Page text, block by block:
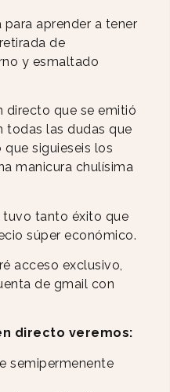
aprender a tener
de
y esmaltado
directo que se emitió
todas las dudas que
siguieseis los
manicura chulísima
tuvo tanto éxito que
súper económico.
acceso exclusivo,
de gmail con
directo veremos:
semipermenente